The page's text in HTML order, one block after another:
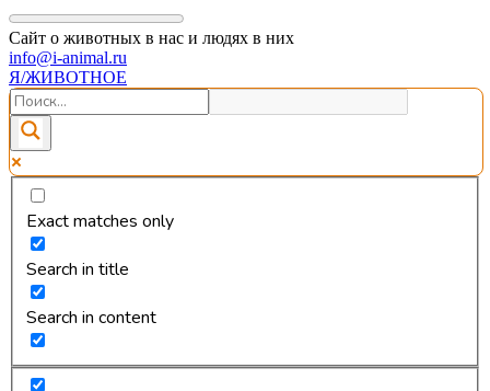
Сайт о животных в нас и людях в них
info@i-animal.ru
Я/ЖИВОТНОЕ
Exact matches only
Search in title
Search in content